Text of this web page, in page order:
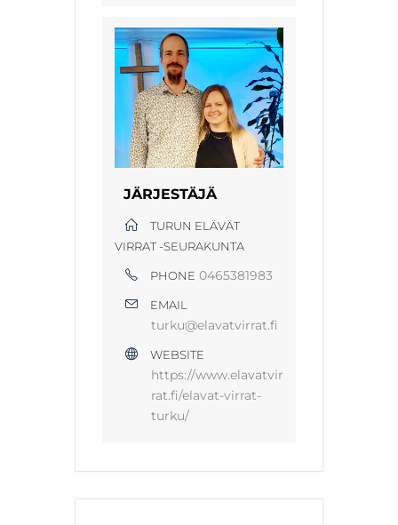
JÄRJESTÄJÄ
TURUN ELÄVÄT
VIRRAT -SEURAKUNTA
PHONE 0465381983
EMAIL
turku@elavatvirrat.fi
WEBSITE
https://www.elavatvir
rat.fi/elavat-virrat-
turku/